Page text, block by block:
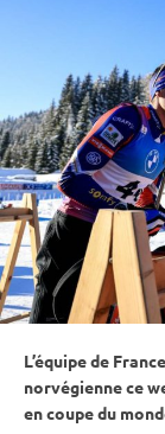
L’équipe de
norvégienne ce
encoupe du